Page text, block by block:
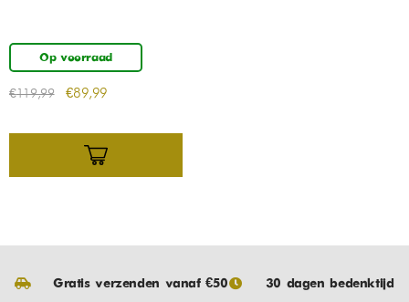
Op voorraad
€119,99 €89,99
Gratis verzenden vanaf €50
30 dagen bedenktijd